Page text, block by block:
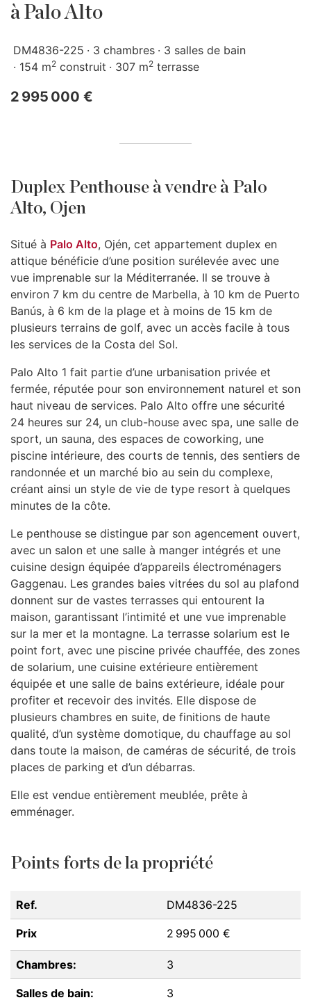
à Palo Alto
DM4836-225 3 chambres
3 salles de bain
154 m2 construit 307 m2 terrasse
2 995 000 €
Duplex Penthouse à vendre à Palo
Alto, Ojen
Situé à Palo Alto, Ojén, cet appartement duplex en
attique bénéficie d’une position surélevée avec une
vue imprenable sur la Méditerranée. Il se trouve à
environ 7 km du centre de Marbella, à 10 km de Puerto
Banús, à 6 km de la plage et à moins de 15 km de
plusieurs terrains de golf, avec un accès facile à tous
les services de la Costa del Sol.
Palo Alto 1 fait partie d’une urbanisation privée et
fermée, réputée pour son environnement naturel et son
haut niveau de services. Palo Alto offre une sécurité
24 heures sur 24, un club-house avec spa, une salle de
sport, un sauna, des espaces de coworking, une
piscine intérieure, des courts de tennis, des sentiers de
randonnée et un marché bio au sein du complexe,
créant ainsi un style de vie de type resort à quelques
minutes de la côte.
Le penthouse se distingue par son agencement ouvert,
avec un salon et une salle à manger intégrés et une
cuisine design équipée d’appareils électroménagers
Gaggenau. Les grandes baies vitrées du sol au plafond
donnent sur de vastes terrasses qui entourent la
maison, garantissant l’intimité et une vue imprenable
sur la mer et la montagne. La terrasse solarium est le
point fort, avec une piscine privée chauffée, des zones
de solarium, une cuisine extérieure entièrement
équipée et une salle de bains extérieure, idéale pour
profiter et recevoir des invités. Elle dispose de
plusieurs chambres en suite, de finitions de haute
qualité, d’un système domotique, du chauffage au sol
dans toute la maison, de caméras de sécurité, de trois
places de parking et d’un débarras.
Elle est vendue entièrement meublée, prête à
emménager.
Points forts de la propriété
Ref. DM4836-225
Prix 2 995 000 €
Chambres: 3
Salles de bain: 3